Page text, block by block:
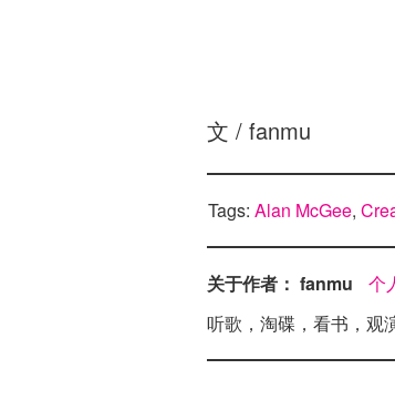
文 / fanmu
Tags: Alan McGee,
关于作者： fanmu 个
听歌，淘碟，看书，观